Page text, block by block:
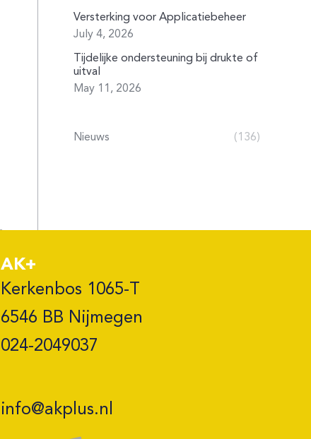
Versterking voor Applicatiebeheer
July 4, 2026
Tijdelijke ondersteuning bij drukte of
uitval
May 11, 2026
Nieuws (136)
AK+
Kerkenbos 1065-T
6546 BB Nijmegen
024-2049037
info@akplus.nl